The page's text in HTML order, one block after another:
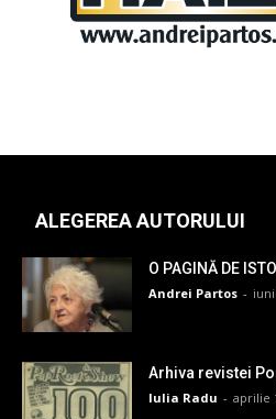
ALEGEREA AUTORULUI
O PAGINĂ DE
Andrei Partos -
Arhiva revistei
Iulia Radu - aprilie